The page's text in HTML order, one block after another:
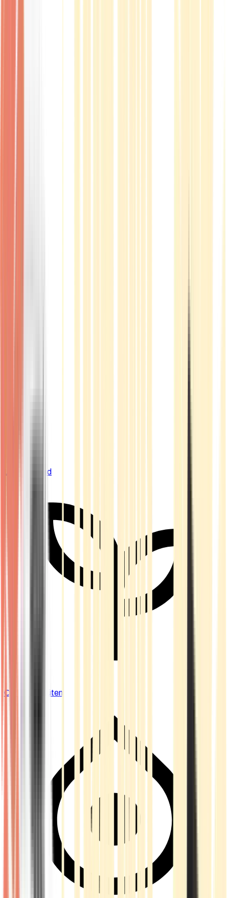
Live Bestand
Cannabis Blüten